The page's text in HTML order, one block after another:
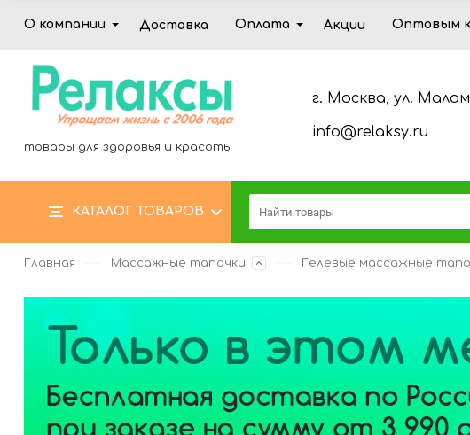
О компании Доставка Оплата Акции Оптовым
товары для здоровья и красоты
г. Москва, ул.
info@relaksy.ru
КАТАЛОГ ТОВАРОВ
Главная Массажные тапочки Гелевые массажные